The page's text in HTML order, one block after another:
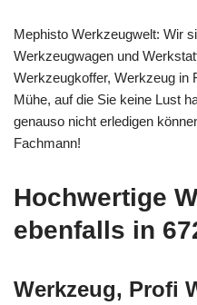
Mephisto Werkzeugwelt: Wir
Werkzeugwagen und
Werkzeugkoffer, Werkzeug in
Mühe, auf die Sie keine Lust
genauso nicht erledigen
Fachmann!
Hochwertige
ebenfalls in
Werkzeug, Profi